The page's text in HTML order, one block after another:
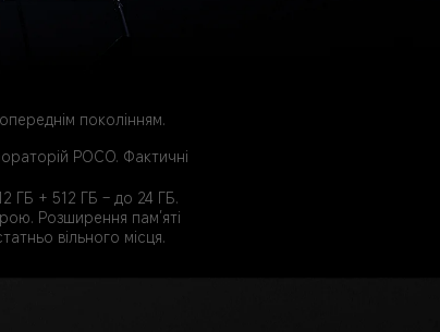
поколінням.
POCO. Фактичні
ГБ + 512 ГБ – до 24 ГБ.
Розширення пам’яті
вільного місця.